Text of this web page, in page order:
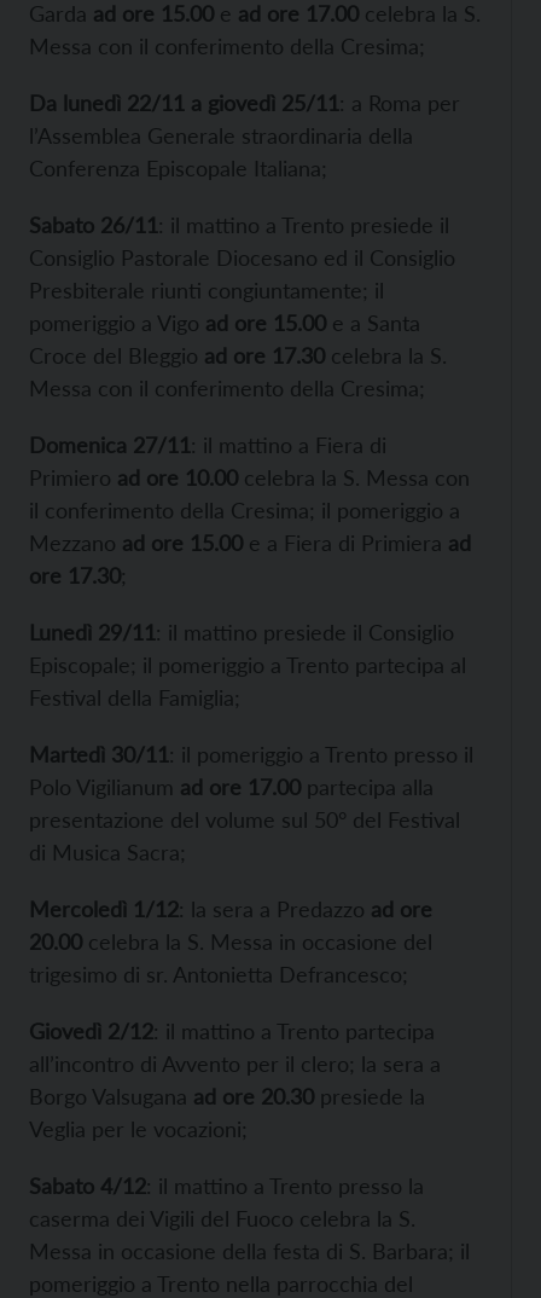
Garda ad ore 15.00 e ad ore 17.00 celebra la S.
Messa con il conferimento della Cresima;
Da lunedì 22/11 a giovedì 25/11: a Roma per
l’Assemblea Generale straordinaria della
Conferenza Episcopale Italiana;
Sabato 26/11: il mattino a Trento presiede il
Consiglio Pastorale Diocesano ed il Consiglio
Presbiterale riunti congiuntamente; il
pomeriggio a Vigo ad ore 15.00 e a Santa
Croce del Bleggio ad ore 17.30 celebra la S.
Messa con il conferimento della Cresima;
Domenica 27/11: il mattino a Fiera di
Primiero ad ore 10.00 celebra la S. Messa con
il conferimento della Cresima; il pomeriggio a
Mezzano ad ore 15.00 e a Fiera di Primiera ad
ore 17.30;
Lunedì 29/11: il mattino presiede il Consiglio
Episcopale; il pomeriggio a Trento partecipa al
Festival della Famiglia;
Martedì 30/11: il pomeriggio a Trento presso il
Polo Vigilianum ad ore 17.00 partecipa alla
presentazione del volume sul 50° del Festival
di Musica Sacra;
Mercoledì 1/12: la sera a Predazzo ad ore
20.00 celebra la S. Messa in occasione del
trigesimo di sr. Antonietta Defrancesco;
Giovedì 2/12: il mattino a Trento partecipa
all’incontro di Avvento per il clero; la sera a
Borgo Valsugana ad ore 20.30 presiede la
Veglia per le vocazioni;
Sabato 4/12: il mattino a Trento presso la
caserma dei Vigili del Fuoco celebra la S.
Messa in occasione della festa di S. Barbara; il
pomeriggio a Trento nella parrocchia del